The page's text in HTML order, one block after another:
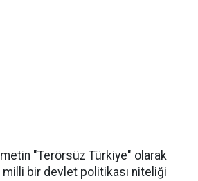
"Terörsüz Türkiye" olarak
milli bir devlet politikası niteliği